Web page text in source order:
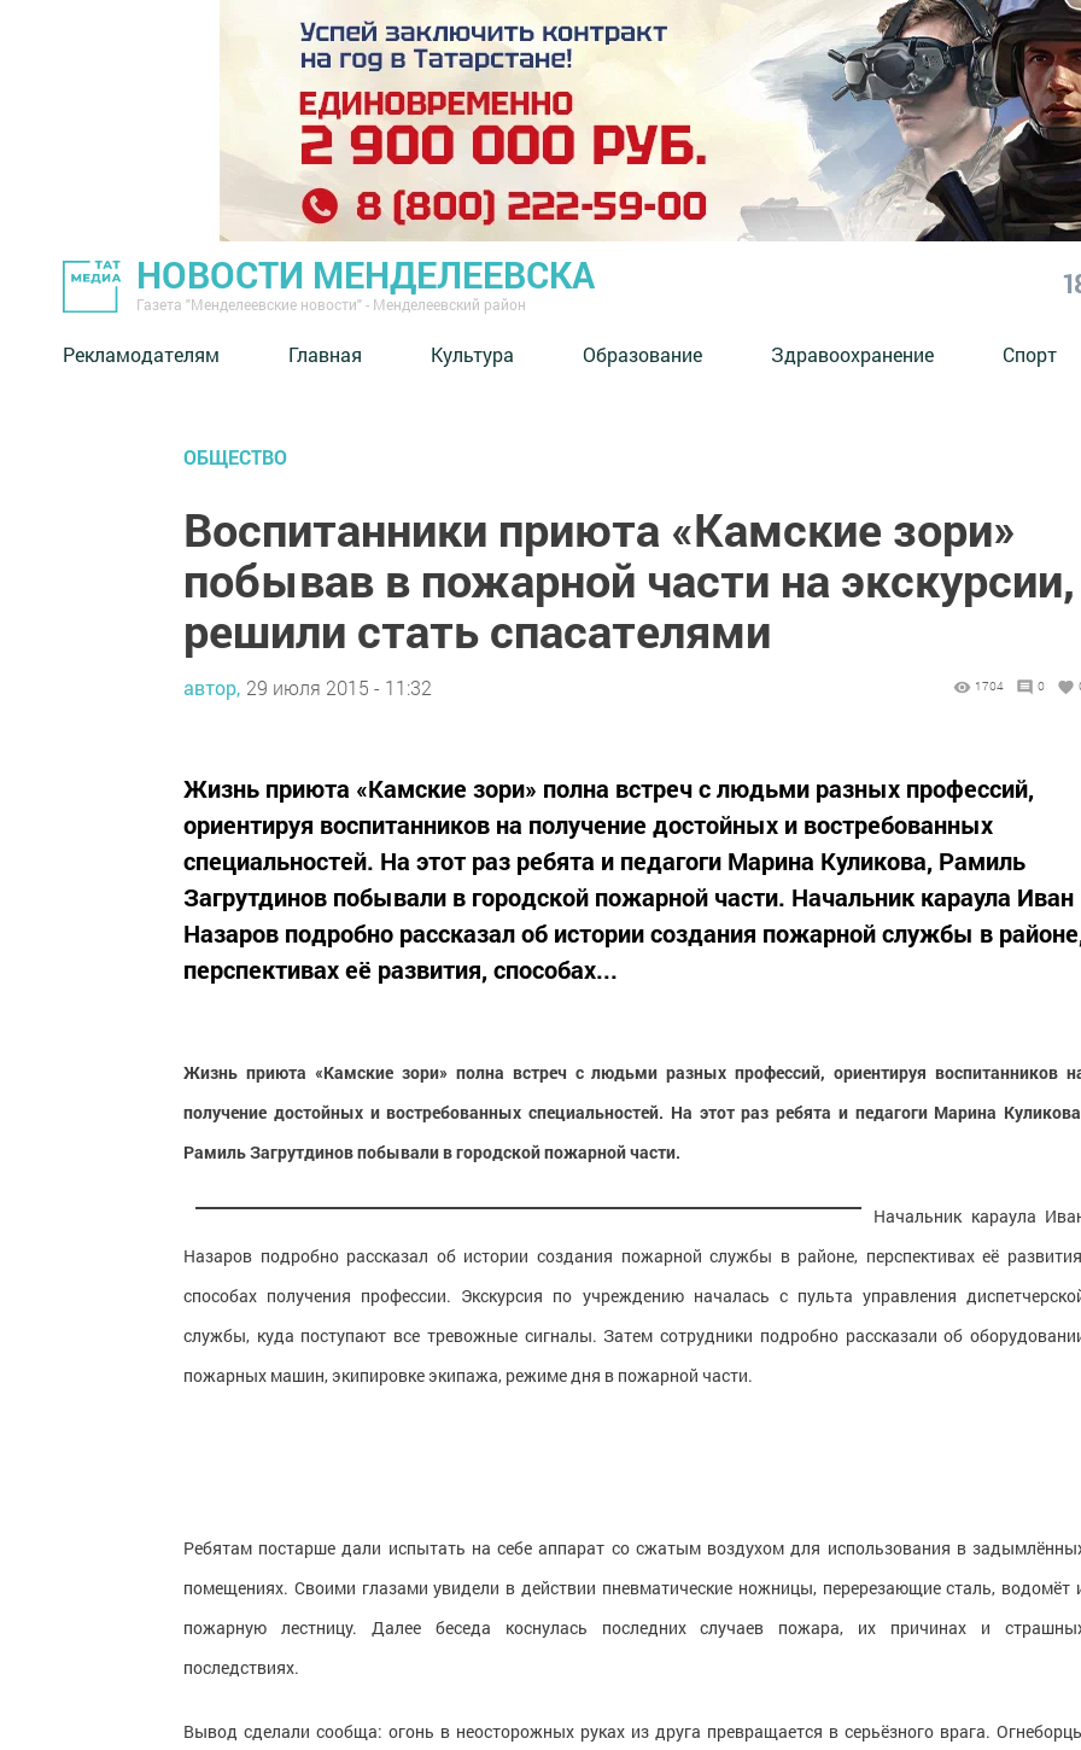
НОВОСТИ МЕНДЕЛЕЕВСКА
Газета "Менделеевские новости" - Менделеевский район
Рекламодателям Главная Культура Образование Здравоохранение Спорт
ОБЩЕСТВО
Воспитанники приюта «Камские зори»
побывав в пожарной части на экскурсии,
решили стать спасателями
автор, 29 июля 2015 - 11:32 1704 0
Жизнь приюта «Камские зори» полна встреч с людьми разных профессий,
ориентируя воспитанников на получение достойных и востребованных
специальностей. На этот раз ребята и педагоги Марина Куликова, Рамиль
Загрутдинов побывали в городской пожарной части. Начальник караула Иван
Назаров подробно рассказал об истории создания пожарной службы в
перспективах её развития, способах...
Жизнь приюта «Камские зори» полна встреч с людьми разных профессий, ориентируя воспитанников
получение достойных и востребованных специальностей. На этот раз ребята и педагоги Марина
Рамиль Загрутдинов побывали в городской пожарной части.
Начальник караула
Назаров подробно рассказал об истории создания пожарной службы в районе, перспективах её
способах получения профессии. Экскурсия по учреждению началась с пульта управления
службы, куда поступают все тревожные сигналы. Затем сотрудники подробно рассказали об
пожарных машин, экипировке экипажа, режиме дня в пожарной части.
Ребятам постарше дали испытать на себе аппарат со сжатым воздухом для использования в
помещениях. Своими глазами увидели в действии пневматические ножницы, перерезающие сталь, водомёт
пожарную лестницу. Далее беседа коснулась последних случаев пожара, их причинах и
последствиях.
Вывод сделали сообща: огонь в неосторожных руках из друга превращается в серьёзного врага.